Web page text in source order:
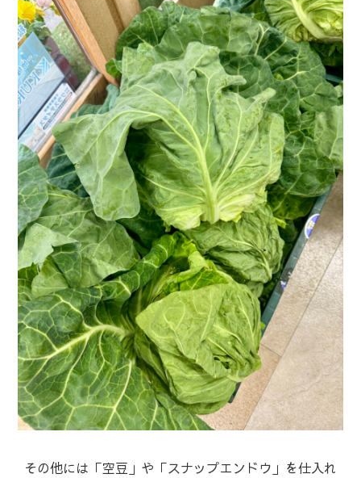
その他には「空豆」や「スナップエンドウ」を仕入れ